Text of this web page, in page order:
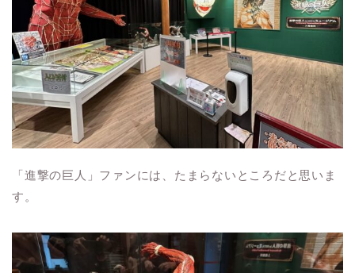
「進撃の巨人」ファンには、たまらないところだと思いま
す。